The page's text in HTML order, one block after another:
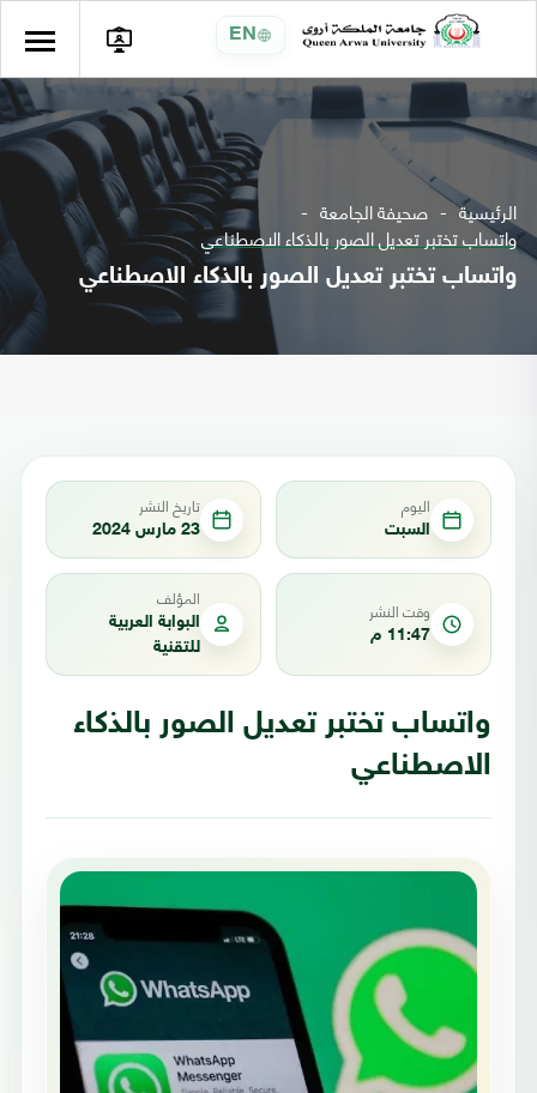
EN
الرئيسية صحيفة الجامعة
واتساب تختبر تعديل الصور بالذكاء الاصطناعي
واتساب تختبر تعديل الصور بالذكاء الاصطناعي
اليوم
السبت
تاريخ النشر
23 مارس 2024
وقت النشر
11:47 م
المؤلف
البوابة العربية
للتقنية
واتساب تختبر تعديل الصور بالذكاء
الاصطناعي